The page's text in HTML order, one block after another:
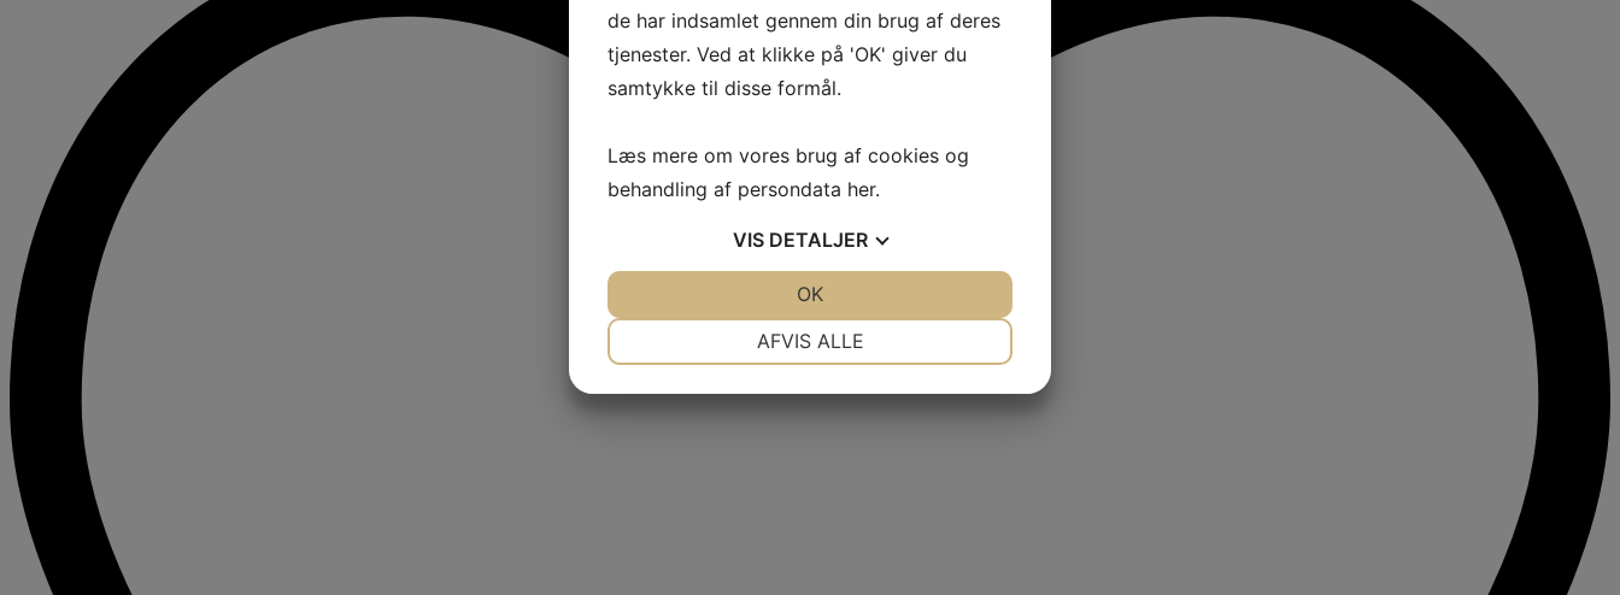
de har indsamlet gennem din brug af deres
tjenester. Ved at klikke på 'OK' giver du
samtykke til disse formål.
Læs mere om vores brug af cookies og
behandling af persondata her.
VIS DETALJER
AFVIS ALLE
OK